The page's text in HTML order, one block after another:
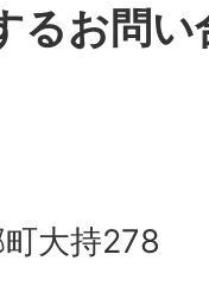
るお問い
大持278